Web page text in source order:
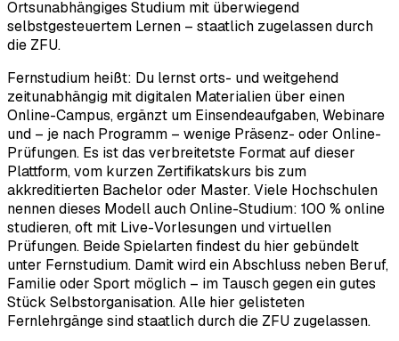
Ortsunabhängiges Studium mit überwiegend
selbstgesteuertem Lernen – staatlich zugelassen durch
die ZFU.
Fernstudium heißt: Du lernst orts- und weitgehend
zeitunabhängig mit digitalen Materialien über einen
Online-Campus, ergänzt um Einsendeaufgaben, Webinare
und – je nach Programm – wenige Präsenz- oder Online-
Prüfungen. Es ist das verbreitetste Format auf dieser
Plattform, vom kurzen Zertifikatskurs bis zum
akkreditierten Bachelor oder Master. Viele Hochschulen
nennen dieses Modell auch Online-Studium: 100 % online
studieren, oft mit Live-Vorlesungen und virtuellen
Prüfungen. Beide Spielarten findest du hier gebündelt
unter Fernstudium. Damit wird ein Abschluss neben Beruf,
Familie oder Sport möglich – im Tausch gegen ein gutes
Stück Selbstorganisation. Alle hier gelisteten
Fernlehrgänge sind staatlich durch die ZFU zugelassen.